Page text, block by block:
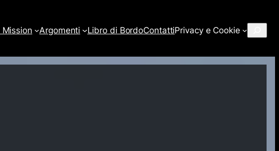
Mission Argomenti Libro di BordoContattiPrivacy e Cookie